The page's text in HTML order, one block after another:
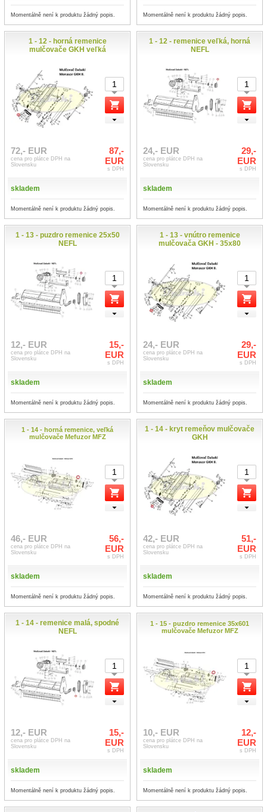
Momentálně není k produktu žádný popis. Momentálně není k produktu žádný popis.
1 - 12 - horná remenice
mulčovače GKH veľká
72,- EUR
cena pro plátce DPH na
Slovensku
87,-
EUR
s DPH
skladem
Momentálně není k produktu žádný popis.
1 - 12 - remenice veľká, horná
NEFL
24,- EUR
cena pro plátce DPH na
Slovensku
29,-
EUR
s DPH
skladem
Momentálně není k produktu žádný popis.
1 - 13 - puzdro remenice 25x50
NEFL
12,- EUR
cena pro plátce DPH na
Slovensku
15,-
EUR
s DPH
skladem
Momentálně není k produktu žádný popis.
1 - 13 - vnútro remenice
mulčovača GKH - 35x80
24,- EUR
cena pro plátce DPH na
Slovensku
29,-
EUR
s DPH
skladem
Momentálně není k produktu žádný popis.
1 - 14 - horná remenice, veľká
mulčovače Mefuzor MFZ
46,- EUR
cena pro plátce DPH na
Slovensku
56,-
EUR
s DPH
skladem
Momentálně není k produktu žádný popis.
1 - 14 - kryt remeňov mulčovače
GKH
42,- EUR
cena pro plátce DPH na
Slovensku
51,-
EUR
s DPH
skladem
Momentálně není k produktu žádný popis.
1 - 14 - remenice malá, spodné
NEFL
12,- EUR
cena pro plátce DPH na
Slovensku
15,-
EUR
s DPH
skladem
Momentálně není k produktu žádný popis.
1 - 15 - puzdro remenice 35x601
mulčovače Mefuzor MFZ
10,- EUR
cena pro plátce DPH na
Slovensku
12,-
EUR
s DPH
skladem
Momentálně není k produktu žádný popis.